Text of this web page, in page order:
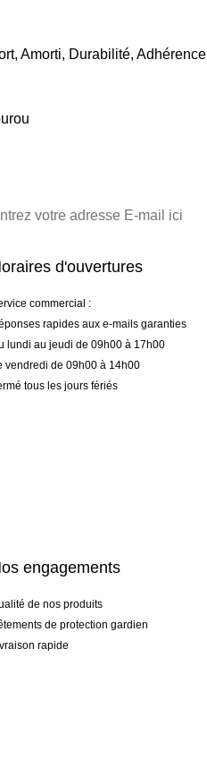
Amorti, Durabilité, Adhérence
d'ouvertures
commercial :
rapides aux e-mails garanties
lundi au jeudi de 09h00 à 17h00
vendredi de 09h00 à 14h00
tous les jours fériés
engagements
de nos produits
de protection gardien
rapide